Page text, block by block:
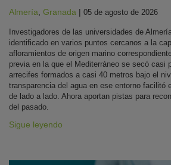
Almería Granada | 05 de agosto de 2026
Investigadores de las universidades de
identificado en varios puntos cercanos a la
afloramientos de origen marino
previa en la que el Mediterráneo se secó casi
arrecifes formados a casi 40 metros bajo el
transparencia del agua en ese entorno facilitó
de lado a lado. Ahora aportan pistas para
del pasado.
Sigue leyendo